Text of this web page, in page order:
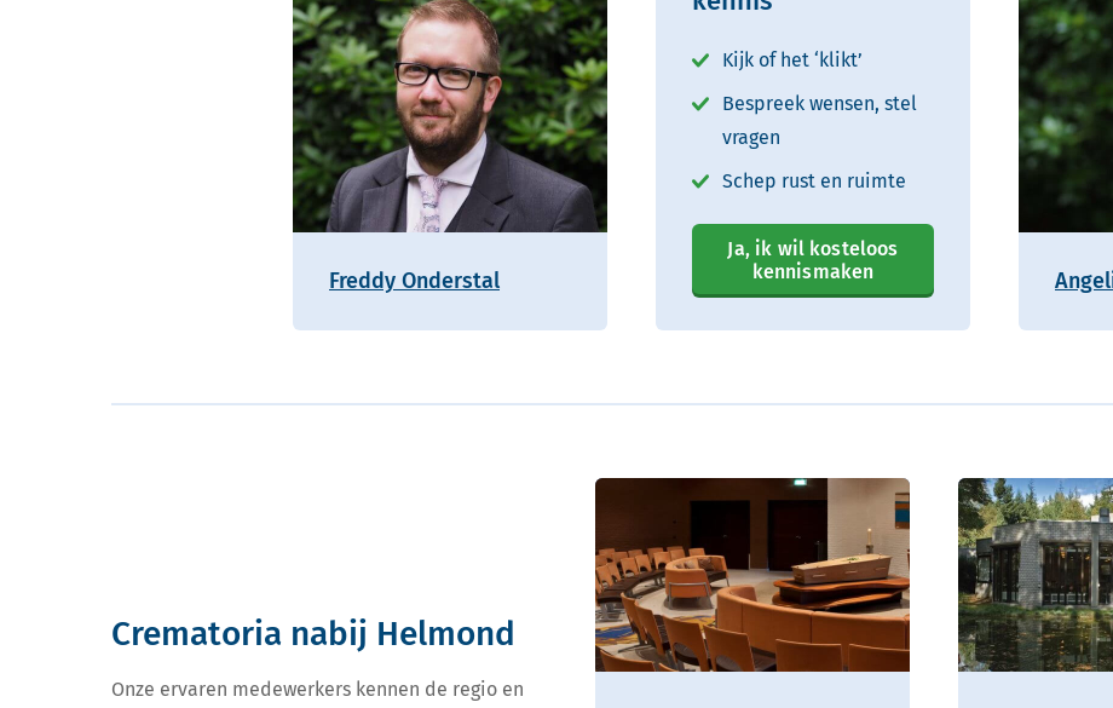
Freddy Onderstal
Kijk of het ‘klikt’
Bespreek wensen, stel
vragen
Schep rust en ruimte
Ja, ik wil kosteloos
kennismaken
Crematoria nabij Helmond
Onze ervaren medewerkers kennen de regio en